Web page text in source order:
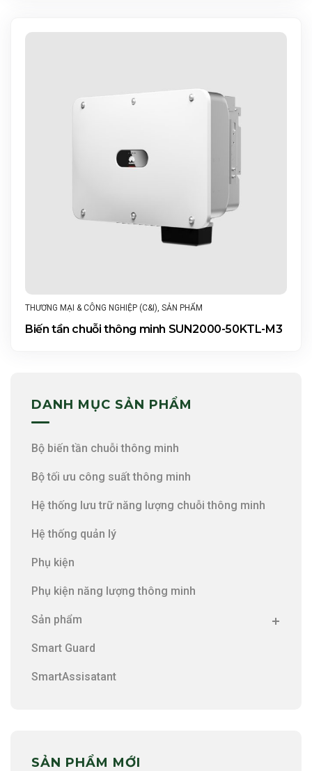
THƯƠNG MẠI & CÔNG NGHIỆP (C&I), SẢN PHẨM
Biến tần chuỗi thông minh SUN2000-50KTL-M3
DANH MỤC SẢN PHẨM
Bộ biến tần chuỗi thông minh
Bộ tối ưu công suất thông minh
Hệ thống lưu trữ năng lượng chuỗi thông minh
Hệ thống quản lý
Phụ kiện
Phụ kiện năng lượng thông minh
Sản phẩm
Smart Guard
SmartAssisatant
SẢN PHẨM MỚI